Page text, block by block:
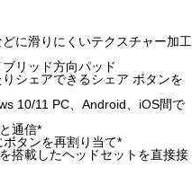
に滑りにくいテクスチャー加工
リッド方向パッド
シェアできるシェア ボタンを
10/11 PC、Android、iOS間で
通信*
タンを再割り当て*
搭載したヘッドセットを直接接